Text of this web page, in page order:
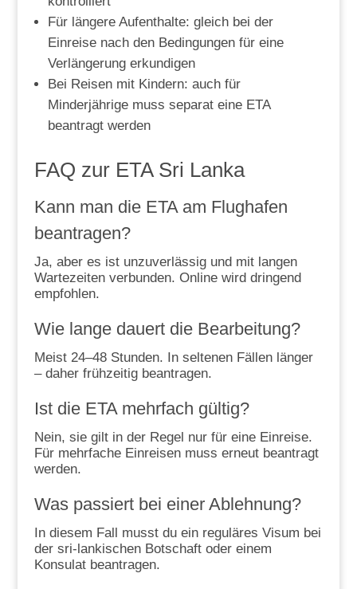
Für längere Aufenthalte: gleich bei der
Einreise nach den Bedingungen für eine
Verlängerung erkundigen
Bei Reisen mit Kindern: auch für
Minderjährige muss separat eine ETA
beantragt werden
FAQ zur ETA Sri Lanka
Kann man die ETA am Flughafen
beantragen?
Ja, aber es ist unzuverlässig und mit langen
Wartezeiten verbunden. Online wird dringend
empfohlen.
Wie lange dauert die Bearbeitung?
Meist 24–48 Stunden. In seltenen Fällen länger
– daher frühzeitig beantragen.
Ist die ETA mehrfach gültig?
Nein, sie gilt in der Regel nur für eine Einreise.
Für mehrfache Einreisen muss erneut beantragt
werden.
Was passiert bei einer Ablehnung?
In diesem Fall musst du ein reguläres Visum bei
der sri-lankischen Botschaft oder einem
Konsulat beantragen.